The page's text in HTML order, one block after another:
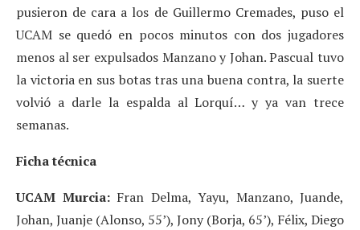
pusieron de cara a los de Guillermo Cremades, puso el
UCAM se quedó en pocos minutos con dos jugadores
menos al ser expulsados Manzano y Johan. Pascual tuvo
la victoria en sus botas tras una buena contra, la suerte
volvió a darle la espalda al Lorquí… y ya van trece
semanas.
Ficha técnica
UCAM Murcia:Fran Delma, Yayu, Manzano, Juande,
Johan, Juanje (Alonso, 55’), Jony (Borja, 65’), Félix, Diego